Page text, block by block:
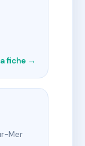
fiche →
Mer